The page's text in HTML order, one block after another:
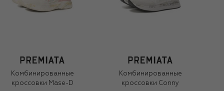
Комбинированные
кроссовки Mase-D
Комбинированные
кроссовки Conny